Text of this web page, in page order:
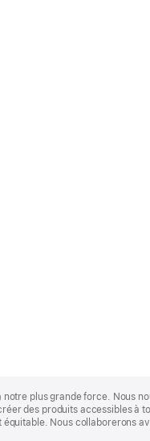
notre plus grande force. Nous
des produits accessibles à
Nous collaborerons